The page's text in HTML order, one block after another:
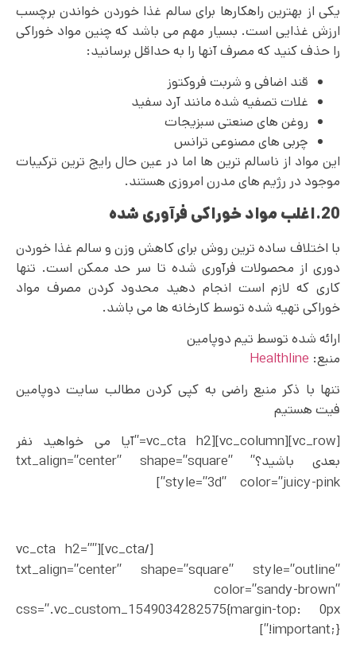
یکی از بهترین راهکارها برای سالم غذا خوردن خواندن برچسب
ارزش غذایی است. بسیار مهم می باشد که چنین مواد خوراکی
را حذف کنید که مصرف آنها را به حداقل برسانید:
قند اضافی و شربت فروکتوز
غلات تصفیه شده مانند آرد سفید
روغن های صنعتی سبزیجات
چربی های مصنوعی ترانس
این مواد از ناسالم ترین ها اما در عین حال رایج ترین ترکیبات
موجود در رژیم های مدرن امروزی هستند.
20.اغلب مواد خوراکی فرآوری شده
با اختلاف ساده ترین روش برای کاهش وزن و سالم غذا خوردن
دوری از محصولات فرآوری شده تا سر حد ممکن است. تنها
کاری که لازم است انجام دهید محدود کردن مصرف مواد
خوراکی تهیه شده توسط کارخانه ها می باشد.
ارائه شده توسط تیم دوپامین
منبع:‌ Healthline
تنها با ذکر منبع راضی به کپی کردن مطالب سایت دوپامین
فیت هستیم
[vc_row][vc_column][vc_cta h2=”آیا می خواهید نفر
بعدی باشید؟” txt_align=”center” shape=”square”
style=”3d” color=”juicy-pink”]
[/vc_cta][vc_cta h2=””
txt_align=”center” shape=”square” style=”outline”
color=”sandy-brown”
css=”.vc_custom_1549034282575{margin-top: 0px
!important;}”]